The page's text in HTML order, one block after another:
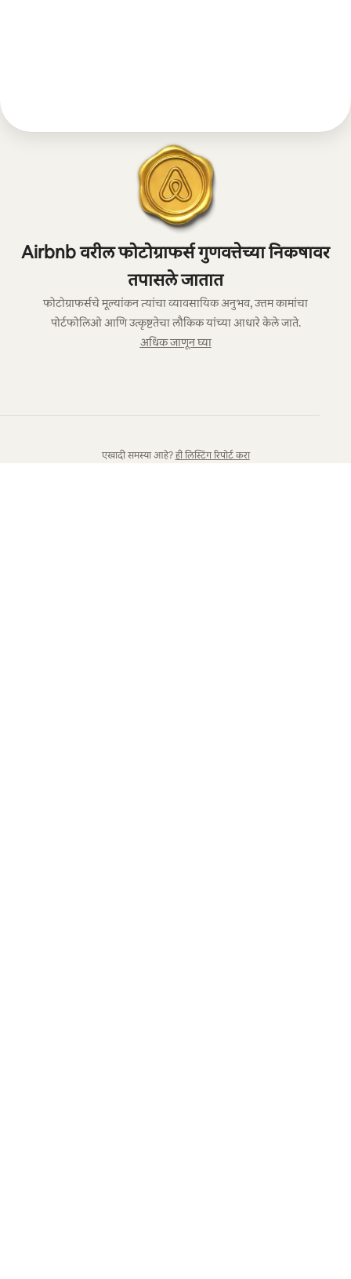
Airbnb वरील फोटोग्राफर्स गुणवत्तेच्या निकषावर
तपासले जातात
फोटोग्राफर्सचे मूल्यांकन त्यांचा व्यावसायिक अनुभव, उत्तम कामांचा
पोर्टफोलिओ आणि उत्कृष्टतेचा लौकिक यांच्या आधारे केले जाते.
अधिक जाणून घ्या
एखादी समस्या आहे? ही लिस्टिंग रिपोर्ट करा